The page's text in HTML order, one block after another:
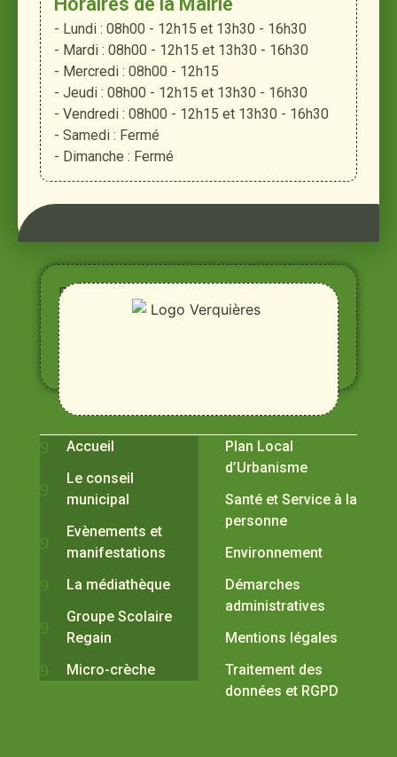
- Lundi : 08h00 - 12h15 et 13h30 - 16h30
- Mardi : 08h00 - 12h15 et 13h30 - 16h30
- Mercredi : 08h00 - 12h15
- Jeudi : 08h00 - 12h15 et 13h30 - 16h30
- Vendredi : 08h00 - 12h15 et 13h30 - 16h30
- Samedi : Fermé
- Dimanche : Fermé
Entre
Rhône,
Alpilles
et
Durance
Accueil
Le conseil
municipal
Evènements et
manifestations
La médiathèque
Groupe Scolaire
Regain
Micro-crèche
Plan Local
d’Urbanisme
Santé et Service à la
personne
Environnement
Démarches
administratives
Mentions légales
Traitement des
données et RGPD